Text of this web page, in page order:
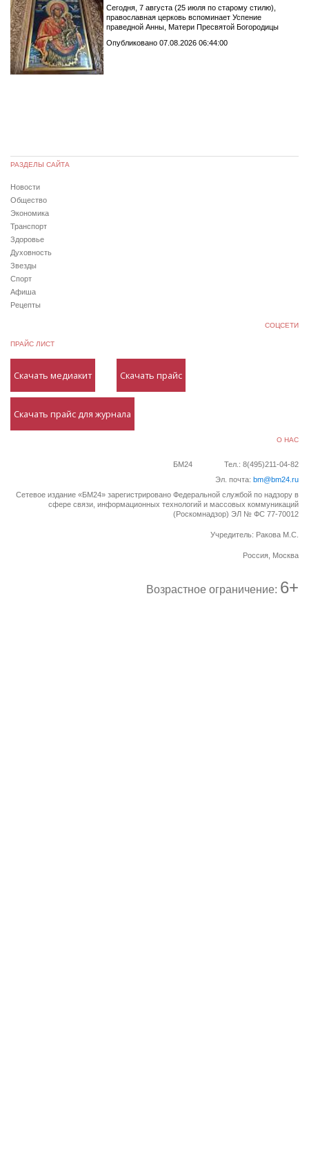
Сегодня, 7 августа (25 июля по старому стилю),
православная церковь вспоминает Успение
праведной Анны, Матери Пресвятой Богородицы
Опубликовано 07.08.2026 06:44:00
РАЗДЕЛЫ САЙТА
Новости
Общество
Экономика
Транспорт
Здоровье
Духовность
Звезды
Спорт
Афиша
Рецепты
СОЦСЕТИ
ПРАЙС ЛИСТ
Скачать медиакит Скачать прайс
Скачать прайс для журнала
О НАС
БМ24
Тел.: 8(495)211-04-82
Эл. почта: bm@bm24.ru
Сетевое издание «БМ24» зарегистрировано Федеральной службой по надзору в
сфере связи, информационных технологий и массовых коммуникаций
(Роскомнадзор) ЭЛ № ФС 77-70012
Учредитель: Ракова М.С.
Россия, Москва
Возрастное ограничение: 6+